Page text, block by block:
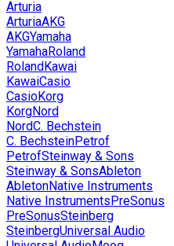
Arturia
ArturiaAKG
AKGYamaha
YamahaRoland
RolandKawai
KawaiCasio
CasioKorg
KorgNord
NordC. Bechstein
C. BechsteinPetrof
PetrofSteinway & Sons
Steinway & SonsAbleton
AbletonNative Instruments
Native InstrumentsPreSonus
PreSonusSteinberg
SteinbergUniversal Audio